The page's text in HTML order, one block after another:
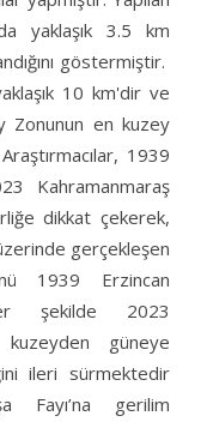
yaklaşık 3.5 km
göstermiştir.
10 km'dir ve
Zonunun en kuzey
1939
Kahramanmaraş
dikkat çekerek,
gerçekleşen
1939 Erzincan
şekilde 2023
güneye
ileri sürmektedir
Fayı’na gerilim